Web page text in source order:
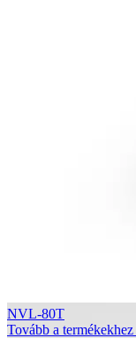
NVL-80T
Tovább a termékekhez